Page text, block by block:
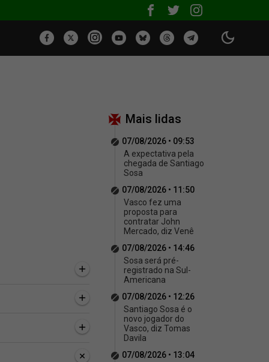
Mais lidas
07/08/2026 • 09:53
A expectativa pela
chegada de Santiago
Sosa
07/08/2026 • 11:50
Vasco fez uma
proposta para
contratar John
Mercado, diz Venê
07/08/2026 • 14:46
Sosa será pré-
registrado na Sul-
Americana
07/08/2026 • 12:26
Santiago Sosa é o
novo jogador do
Vasco, diz Tomas
Davila
07/08/2026 • 13:04